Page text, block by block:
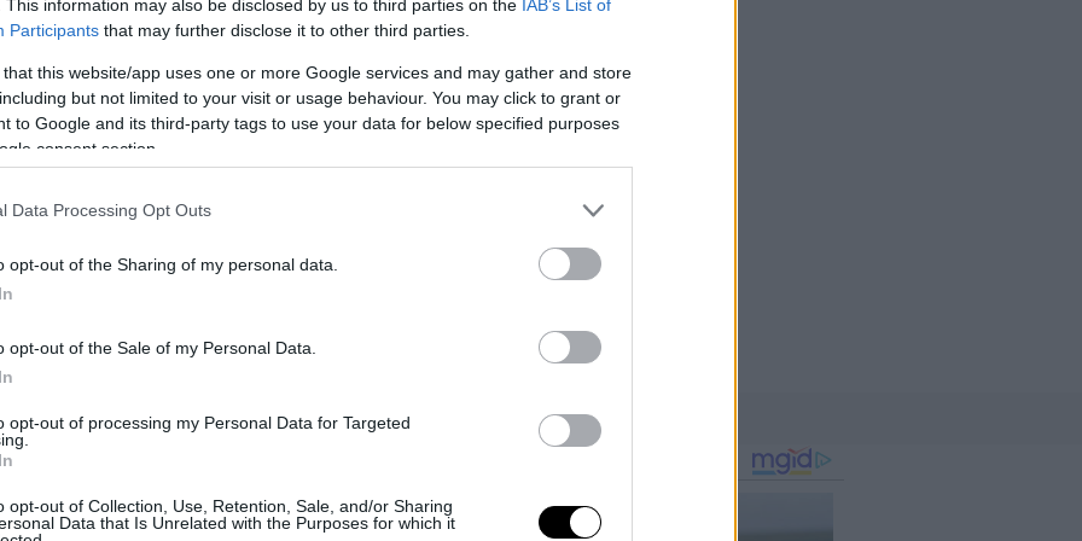
This information may also be disclosed by us to third parties on the IAB’s List of
Participants that may further disclose it to other third parties.
that this website/app uses one or more Google services and may gather and store
but not limited to your visit or usage behaviour. You may click to grant or
to Google and its third-party tags to use your data for below specified purposes
consent section.
Data Processing Opt Outs
opt-out of the Sharing of my personal data.
opt-out of the Sale of my Personal Data.
opt-out of processing my Personal Data for Targeted
opt-out of Collection, Use, Retention, Sale, and/or Sharing
Data that Is Unrelated with the Purposes for which it
ΟΡΕΚΤΙΚΑ